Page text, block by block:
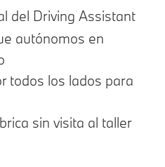
del Driving Assistant
autónomos en
todos los lados para
sin visita al taller